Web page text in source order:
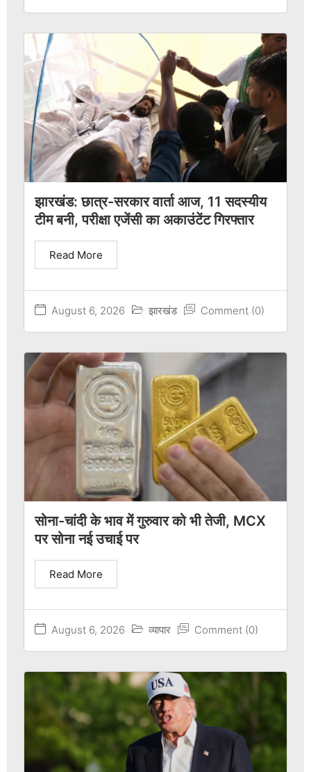
झारखंड: छात्र-सरकार वार्ता आज, 11 सदस्यीय
टीम बनी, परीक्षा एजेंसी का अकाउंटेंट गिरफ्तार
August 6, 2026 झारखंड Comment (0)
Read More
सोना-चांदी के भाव में गुरुवार को भी तेजी, MCX
पर सोना नई उचाई पर
August 6, 2026 व्यापार Comment (0)
Read More